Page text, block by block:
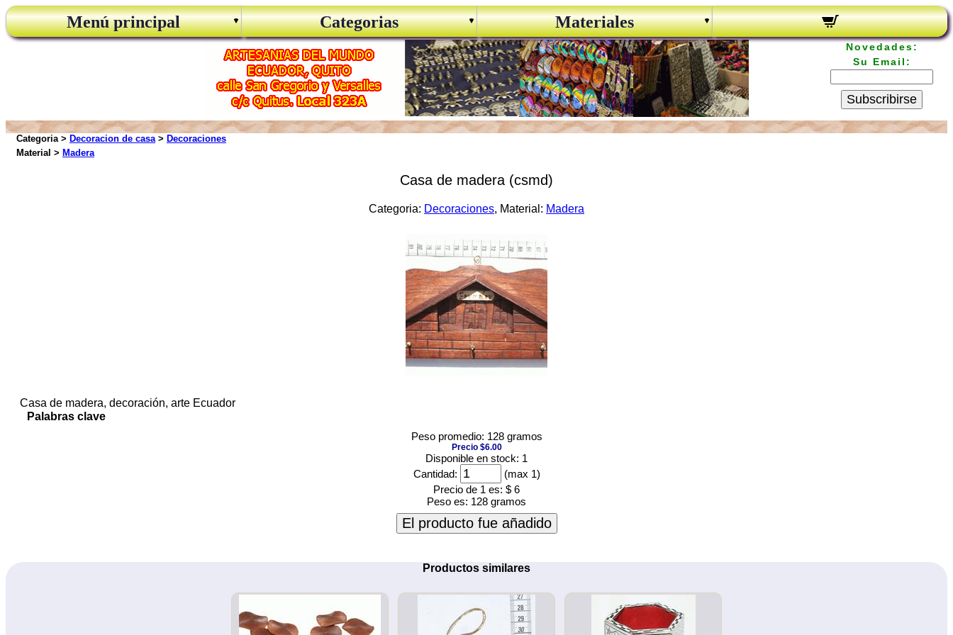
Menú principal Categorias Materiales
Novedades:
Su Email:
Subscribirse
Categoria > Decoracion de casa> Decoraciones
Material > Madera
Casa de madera (csmd)
Categoria: Decoraciones, Material: Madera
Casa de madera, decoración, arte Ecuador
Palabras clave
Peso promedio: 128 gramos
Precio $6.00
Disponible en stock: 1
Cantidad:
(max 1)
Precio de 1 es: $ 6
Peso es: 128 gramos
El producto fue añadido
Productos similares